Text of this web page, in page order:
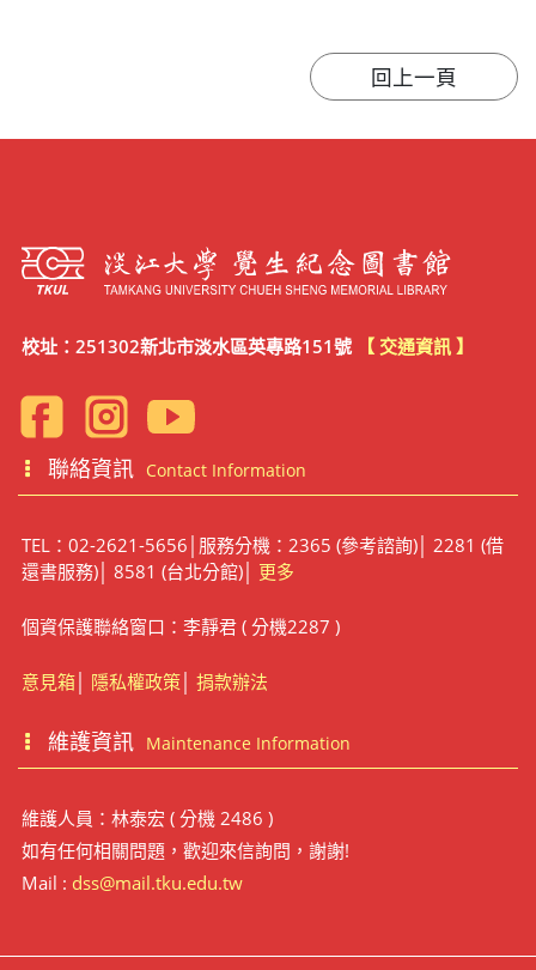
校址：251302新北市淡水區英專路151號 【 交通資訊 】
聯絡資訊 Contact Information
TEL：02-2621-5656│服務分機：2365 (參考諮詢)│ 2281 (借
還書服務)│ 8581 (台北分館)│ 更多
個資保護聯絡窗口：李靜君 ( 分機2287 )
意見箱│ 隱私權政策│ 捐款辦法
維護資訊 Maintenance Information
維護人員：林泰宏 ( 分機 2486 )
如有任何相關問題，歡迎來信詢問，謝謝!
Mail : dss@mail.tku.edu.tw